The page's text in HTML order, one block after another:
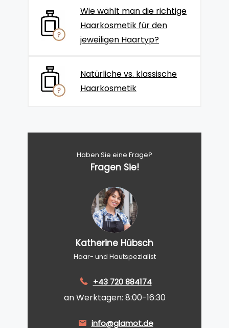
Wie wählt man die richtige
Haarkosmetik für den
jeweiligen Haartyp?
Natürliche vs. klassische
Haarkosmetik
Haben Sie eine Frage?
Fragen Sie!
Katherine Hübsch
Haar- und Hautspezialist
+43 720 884174
an Werktagen: 8:00-16:30
info@glamot.de